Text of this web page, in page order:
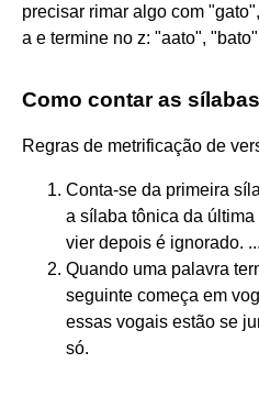
precisar rimar algo com
a e termine no z: "aato",
Como contar as
Regras de metrificação de
Conta-se da primeira
a sílaba tônica da
vier depois é ignorado. ...
Quando uma palavra
seguinte começa em
essas vogais estão se
só.